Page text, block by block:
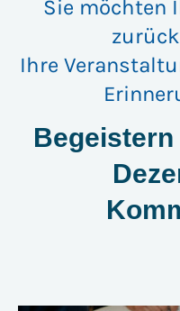
Sie möchten
Ihre
Begeistern